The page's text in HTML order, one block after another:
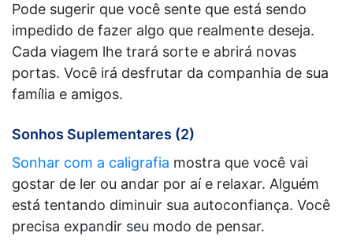
Pode sugerir que você sente que está sendo
impedido de fazer algo que realmente deseja.
Cada viagem lhe trará sorte e abrirá novas
portas. Você irá desfrutar da companhia de sua
família e amigos.
Sonhos Suplementares (2)
Sonhar com a caligrafia mostra que você vai
gostar de ler ou andar por aí e relaxar. Alguém
está tentando diminuir sua autoconfiança. Você
precisa expandir seu modo de pensar.